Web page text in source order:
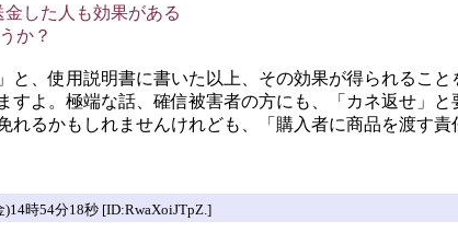
した人も効果がある
か？
と、使用説明書に書いた以上、その効果が得られるこ
よ。極端な話、確信被害者の方にも、「カネ返せ」と
るかもしれませんけれども、「購入者に商品を渡す責
時54分18秒 [ID:RwaXoiJTpZ.]